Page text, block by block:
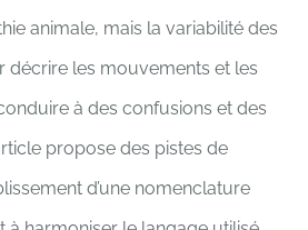
animale, mais la variabilité des
décrire les mouvements et les
à des confusions et des
propose des pistes de
d’une nomenclature